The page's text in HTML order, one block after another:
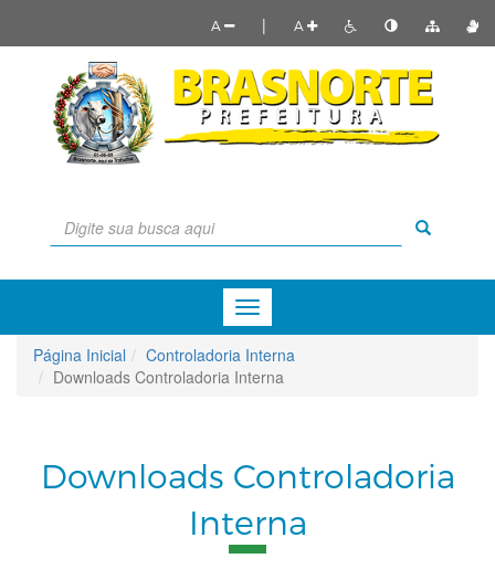
A | A
Menu
de
Navegação
Página Inicial
Controladoria Interna
Downloads Controladoria Interna
Downloads Controladoria
Interna